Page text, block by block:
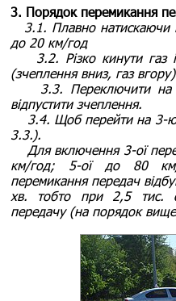
3. Порядок перемикання
3.1. Плавно натискаючи
до 20 км/год
3.2. Різко кинути газ і
(зчеплення вниз, газ
3.3. Переключити на
відпустити зчеплення.
3.4. Щоб перейти на 3-ю,
3.3.).
Для включення 3-ої
км/год; 5-ої до 80
перемикання передач
хв. тобто при 2,5 тис.
передачу (на порядок